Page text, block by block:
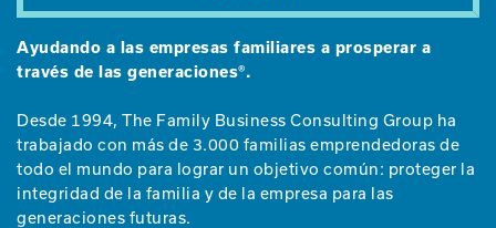
Ayudando a las empresas familiares a prosperar a
través de las generaciones®.
Desde 1994, The Family Business Consulting Group ha
trabajado con más de 3.000 familias emprendedoras de
todo el mundo para lograr un objetivo común: proteger la
integridad de la familia y de la empresa para las
generaciones futuras.